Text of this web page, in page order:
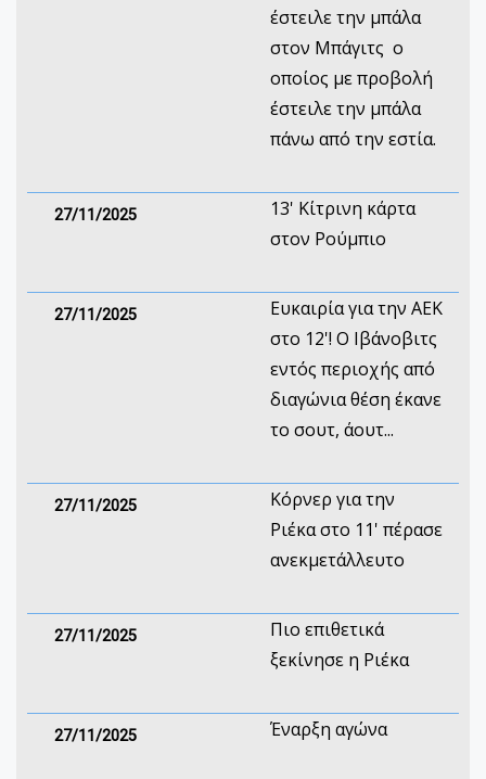
έστειλε την μπάλα
στον Μπάγιτς ο
οποίος με προβολή
έστειλε την μπάλα
πάνω από την εστία.
27/11/2025
13' Κίτρινη κάρτα
στον Ρούμπιο
27/11/2025
Ευκαιρία για την ΑΕΚ
στο 12'! Ο Ιβάνοβιτς
εντός περιοχής από
διαγώνια θέση έκανε
το σουτ, άουτ...
27/11/2025
Kόρνερ για την
Ριέκα στο 11' πέρασε
ανεκμετάλλευτο
27/11/2025
Πιο επιθετικά
ξεκίνησε η Ριέκα
27/11/2025 Έναρξη αγώνα